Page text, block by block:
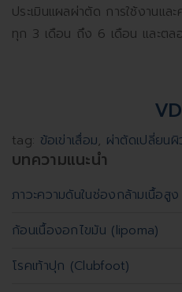
ประเมินแผลผ่าตัด การใช้งานแล
ทุก 3 เดือน ถึง 6 เดือน และตล
tag: ข้อเข่าเสื่อม, ผ่าตัดเปลี่ยนผิ
บทความแนะนำ
ภาวะความดันในช่องกล้ามเนื้อ
ก้อนเนื้องอกไขมัน (lipoma)
โรคเท้าปุก (Clubfoot)